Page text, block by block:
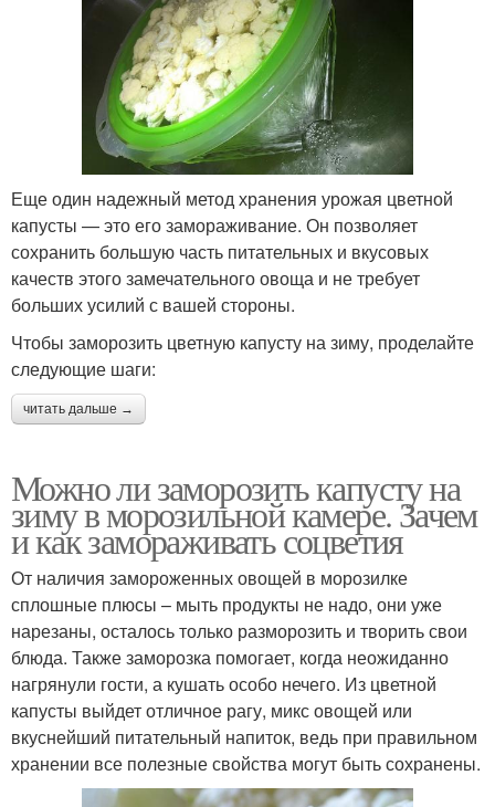
Еще один надежный метод хранения урожая цветной
капусты — это его замораживание. Он позволяет
сохранить большую часть питательных и вкусовых
качеств этого замечательного овоща и не требует
больших усилий с вашей стороны.
Чтобы заморозить цветную капусту на зиму, проделайте
следующие шаги:
читать дальше →
Можно ли заморозить капусту на
зиму в морозильной камере. Зачем
и как замораживать соцветия
От наличия замороженных овощей в морозилке
сплошные плюсы – мыть продукты не надо, они уже
нарезаны, осталось только разморозить и творить свои
блюда. Также заморозка помогает, когда неожиданно
нагрянули гости, а кушать особо нечего. Из цветной
капусты выйдет отличное рагу, микс овощей или
вкуснейший питательный напиток, ведь при правильном
хранении все полезные свойства могут быть сохранены.